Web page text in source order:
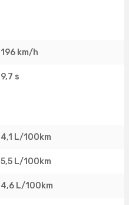
196 km/h
9,7 s
4,1 L/100km
5,5 L/100km
4,6 L/100km